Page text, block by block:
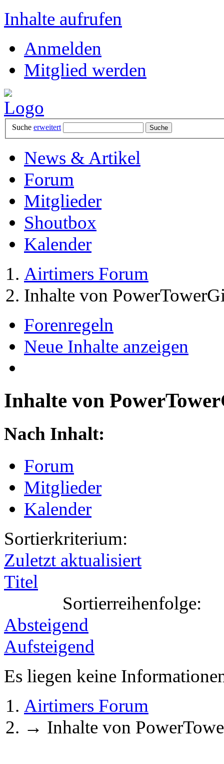
Inhalte aufrufen
Anmelden
Mitglied werden
Suche erweitert
News & Artikel
Forum
Mitglieder
Shoutbox
Kalender
Airtimers Forum
Inhalte von
Forenregeln
Neue Inhalte anzeigen
Inhalte von
Nach Inhalt:
Forum
Mitglieder
Kalender
Sortierkriterium:
Zuletzt aktualisiert
Titel
Sortierreihenfolge:
Absteigend
Aufsteigend
Es liegen keine
Airtimers Forum
→ Inhalte von